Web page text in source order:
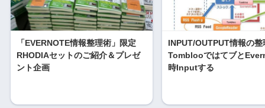
「EVERNOTE情報整理術」限定
RHODIAセットのご紹介＆プレゼ
ント企画
INPUT/OUTPUT情報の整
Tomblooではてブと
時Inputする